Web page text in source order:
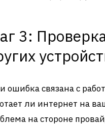
3:
ошибка связана с
ли интернет на
на стороне